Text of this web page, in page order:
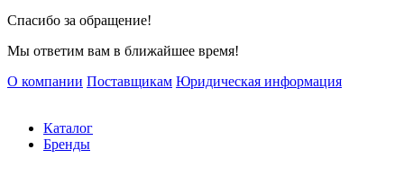
Спасибо за обращение!
Мы ответим вам в ближайшее время!
О компании Поставщикам Юридическая информация
Каталог
Бренды